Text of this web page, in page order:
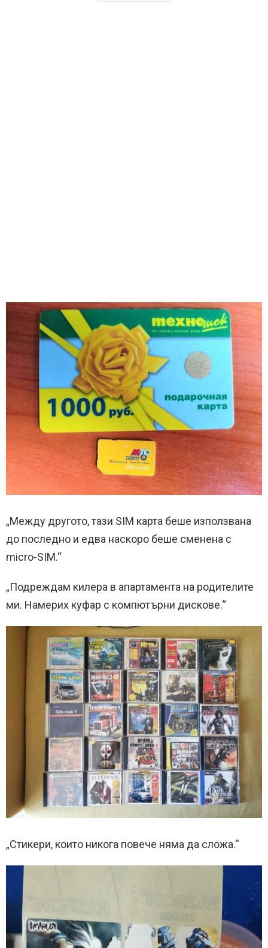
„Между другото, тази SIM карта беше използвана
до последно и едва наскоро беше сменена с
micro-SIM.“
„Подреждам килера в апартамента на родителите
ми. Намерих куфар с компютърни дискове.“
„Стикери, които никога повече няма да сложа.“